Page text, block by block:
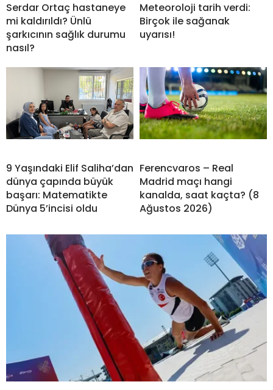
Serdar Ortaç hastaneye
mi kaldırıldı? Ünlü
şarkıcının sağlık durumu
nasıl?
Meteoroloji tarih verdi:
Birçok ile sağanak
uyarısı!
9 Yaşındaki Elif Saliha’dan
dünya çapında büyük
başarı: Matematikte
Dünya 5’incisi oldu
Ferencvaros – Real
Madrid maçı hangi
kanalda, saat kaçta? (8
Ağustos 2026)